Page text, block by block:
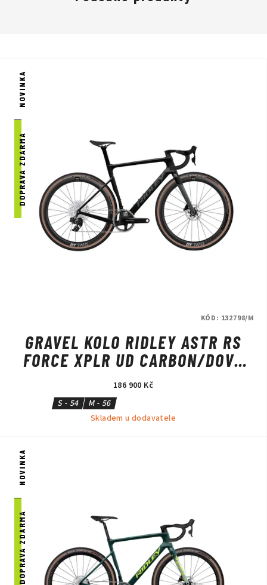
NOVINKA
DOPRAVA ZDARMA
GRAVEL KOLO RIDLEY ASTR RS
FORCE XPLR UD CARBON/DOVE
GREY
186 900 Kč
S - 54
M - 56
Skladem u dodavatele
KÓD: 132798/M
NOVINKA
DOPRAVA ZDARMA